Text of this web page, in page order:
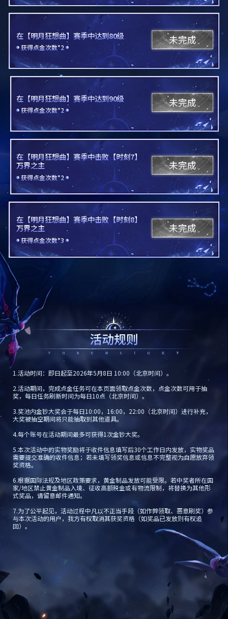
在【明月狂想曲】赛季中达到80级
获得点金次数*2
在【明月狂想曲】赛季中达到90级
获得点金次数*2
在【明月狂想曲】赛季中击败【时刻7】
万界之主
获得点金次数*2
在【明月狂想曲】赛季中击败【时刻8】
万界之主
获得点金次数*3
1.活动时间：即日起至2026年5月8日 10:00（北京时间）。
2.活动期间，完成点金任务可在本页面领取点金次数，点金次数可用于抽
奖，每日任务刷新时间为每日10点（北京时间）。
3.奖池内金钞大奖会于每日10:00，16:00，22:00（北京时间）进行补充，
大奖被抽空期间将只能抽取到其他道具。
4.每个账号在活动期间最多可获得1次金钞大奖。
5.本次活动中的实物奖励将于收件信息填写后30个工作日内发放，实物奖品
需要提交准确的收件信息；若未填写领奖信息或信息不完整视为自愿放弃领
奖资格。
6.根据国际法规及地区政策要求，黄金制品发放可能受限。若中奖者所在国
家/地区禁止黄金制品入境、征收高额税金或有物流限制，将替换为其他形
式奖品，请留意邮件通知。
7.为了公平起见，活动过程中凡以不正当手段（如作弊领取、恶意刷奖）参
与本次活动的用户，我方有权取消其获奖资格（如奖品已发放则有权追
回）。